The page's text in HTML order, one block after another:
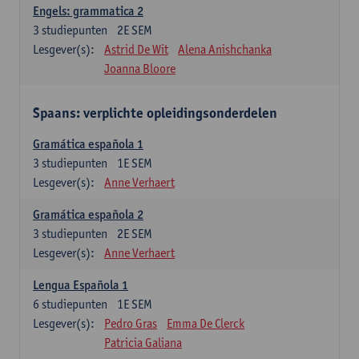
Engels: grammatica 2
2E SEM
3 studiepunten
Lesgever(s):
Astrid De Wit
Alena Anishchanka
Joanna Bloore
Spaans: verplichte opleidingsonderdelen
Gramática española 1
1E SEM
3 studiepunten
Lesgever(s):
Anne Verhaert
Gramática española 2
2E SEM
3 studiepunten
Lesgever(s):
Anne Verhaert
Lengua Española 1
1E SEM
6 studiepunten
Lesgever(s):
Pedro Gras
Emma De Clerck
Patricia Galiana